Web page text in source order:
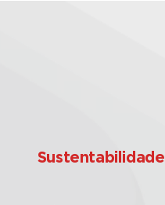
Sustentabilidade